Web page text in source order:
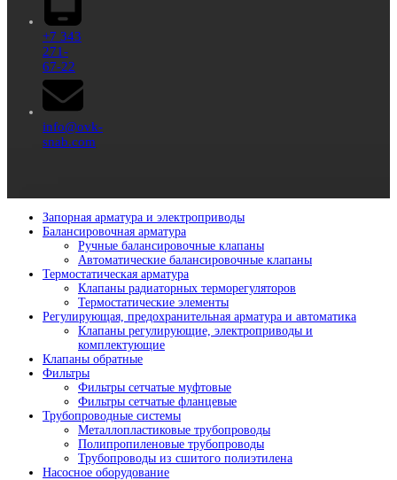
+7 343
271-
67-22
info@ovk-
snab.com
Запорная арматура и электроприводы
Балансировочная арматура
Ручные балансировочные клапаны
Автоматические балансировочные клапаны
Термостатическая арматура
Клапаны радиаторных терморегуляторов
Термостатические элементы
Регулирующая, предохранительная арматура и автоматика
Клапаны регулирующие, электроприводы и
комплектующие
Клапаны обратные
Фильтры
Фильтры сетчатые муфтовые
Фильтры сетчатые фланцевые
Трубопроводные системы
Металлопластиковые трубопроводы
Полипропиленовые трубопроводы
Трубопроводы из сшитого полиэтилена
Насосное оборудование